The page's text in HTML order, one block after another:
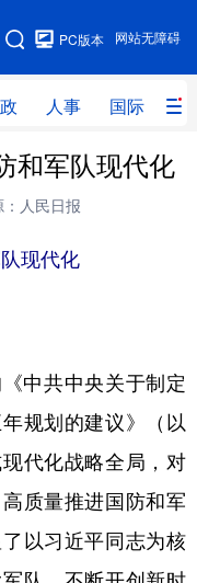
网站无障碍
PC版本
人事 国际 财
政 人事
评
连线
片 政务
龄 溯源中国
源 会展
和军队现代化
：人民日报
现代化
中共中央关于制定
规划的建议》（以
代化战略全局，对
质量推进国防和军
以习近平同志为核